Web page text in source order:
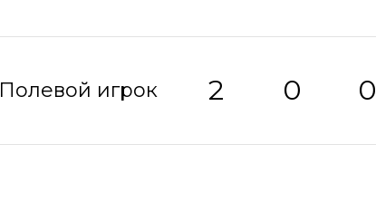
Полевой игрок 2 0 0